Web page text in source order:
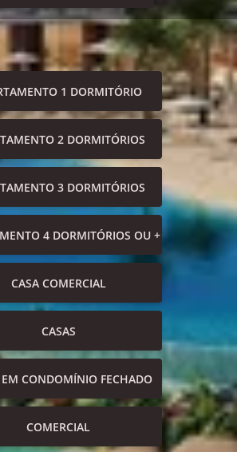
1 DORMITÓRIO
2 DORMITÓRIOS
3 DORMITÓRIOS
4 DORMITÓRIOS OU +
CASA COMERCIAL
CASAS
EM CONDOMÍNIO FECHADO
COMERCIAL